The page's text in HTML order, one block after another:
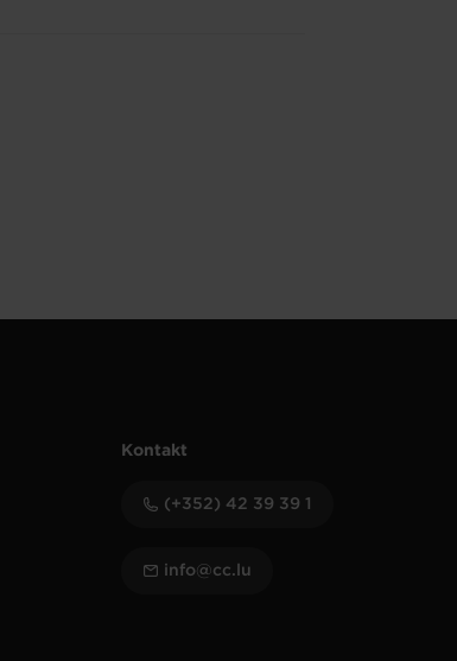
Kontakt
(+352) 42 39 39 1
info@cc.lu